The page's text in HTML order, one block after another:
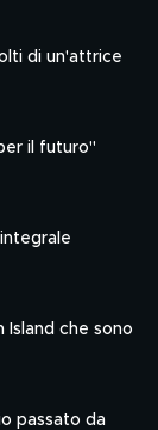
di un'attrice
il futuro"
che sono
passato da